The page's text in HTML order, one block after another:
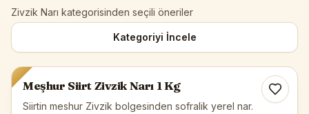
Zivzik Narı kategorisinden seçili öneriler
Kategoriyi İncele
Zivzik Narı
Meşhur Siirt Zivzik Narı 1 Kg
Siirtin meshur Zivzik bolgesinden sofralik yerel nar.